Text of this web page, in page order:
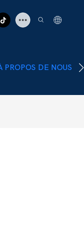
PROPOS DE NOUS